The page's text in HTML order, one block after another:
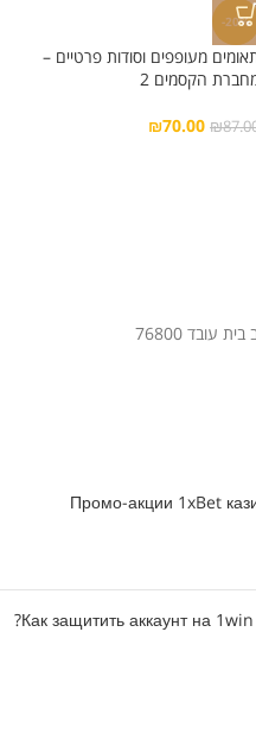
-20%
מעופפים וסודות פרטיים –
הקסמים 2
₪
₪70.00
Промо-акции 1xBet
Как защитить аккаунт на